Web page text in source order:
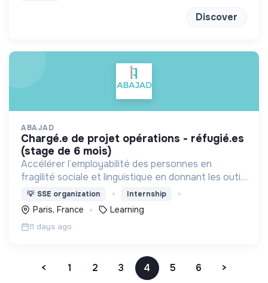
Discover
ABAJAD
chargé.e de projet opérations - réfugié.es
(stage de 6 mois)
Accélérer l’employabilité des personnes en
fragilité sociale et linguistique en donnant les outils
de formation et en offrant un accompagnement,
pour permettre leur autonomie.
💡 SSE organization Internship
Paris, France Learning
11 days ago
< 1 2 3 4 5 6 >